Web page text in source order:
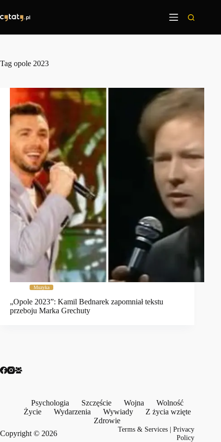
treści
Tag opole 2023
Muzyka
„Opole 2023”: Kamil Bednarek zapomniał tekstu
przeboju Marka Grechuty
Psychologia Szczęście Wojna
Wolność
Życie
Wydarzenia Wywiady
Z życia wzięte
Zdrowie
Copyright © 2026
Terms & Services |Privacy
Policy